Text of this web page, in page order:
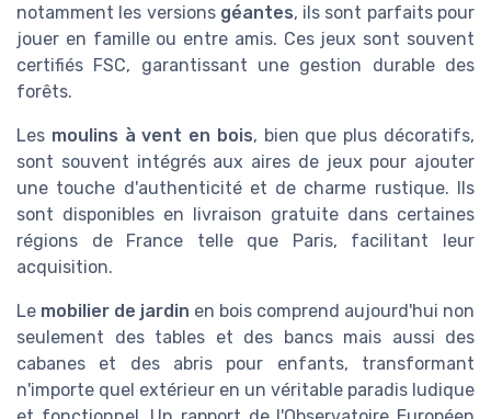
notamment les versions géantes, ils sont parfaits pour
jouer en famille ou entre amis. Ces jeux sont souvent
certifiés FSC, garantissant une gestion durable des
forêts.
Les moulins à vent en bois, bien que plus décoratifs,
sont souvent intégrés aux aires de jeux pour ajouter
une touche d'authenticité et de charme rustique. Ils
sont disponibles en livraison gratuite dans certaines
régions de France telle que Paris, facilitant leur
acquisition.
Le mobilier de jardin en bois comprend aujourd'hui non
seulement des tables et des bancs mais aussi des
cabanes et des abris pour enfants, transformant
n'importe quel extérieur en un véritable paradis ludique